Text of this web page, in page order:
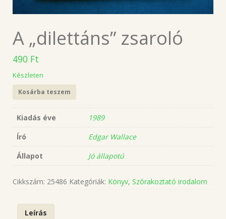
A „dilettáns” zsaroló
490 Ft
Készleten
Kosárba teszem
Kiadás éve
1989
Író
Edgar Wallace
Állapot
Jó állapotú
Cikkszám: 25486 Kategóriák: Könyv, Szórakoztató irodalom
Leírás